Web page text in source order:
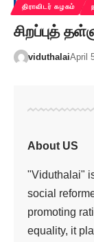
திராவிடர் கழகம்
சிறப்புத்
viduthalaiApril
About US
"Viduthalai"
social
promoting
equality, it